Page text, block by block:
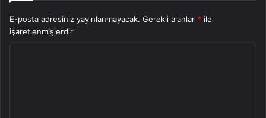
E-posta adresiniz yayınlanmayacak. Gerekli alanlar * ile
işaretlenmişlerdir